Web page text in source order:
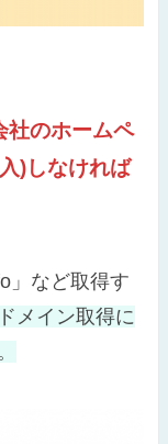
社のホームペ
)しなければ
」など取得す
メイン取得に